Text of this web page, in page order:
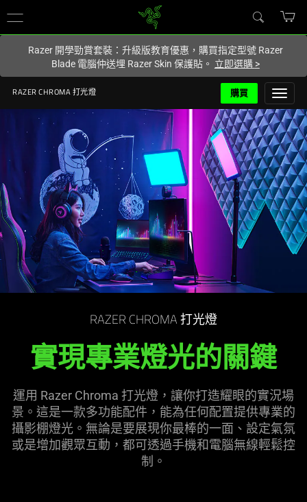
網站.
Razer 開學勁賞套裝：升級版教育優惠，購買指定型號 Razer
Blade 電腦仲送埋 Razer Skin 保護貼。 立即選購 >
RAZER CHROMA 打光燈 購買
RAZER CHROMA 打光燈
實現專業燈光的關鍵
運用 Razer Chroma 打光燈，讓你打造耀眼的實況場
景。這是一款多功能配件，能為任何配置提供專業的
攝影棚燈光。無論是要展現你最棒的一面、設定氣氛
或是增加觀眾互動，都可透過手機和電腦無線輕鬆控
制。